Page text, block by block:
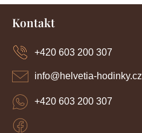
Kontakt
info@helvetia-hodinky.cz
+420 603 200 307
+420 603 200 307